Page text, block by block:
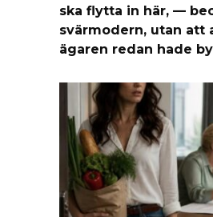
ska flytta in här, —
svärmodern, utan att
ägaren redan hade